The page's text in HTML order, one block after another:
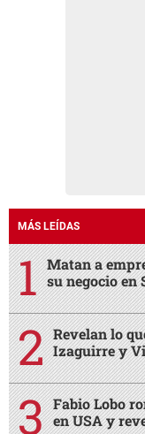
MÁS LEÍDAS
Matan a
su negocio en
Revelan lo
Izaguirre y
Fabio Lobo
en USA y